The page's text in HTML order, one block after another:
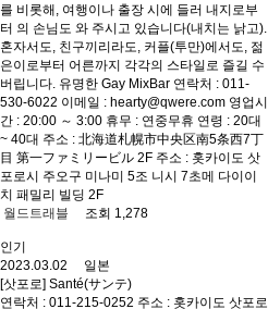
를 비롯해, 여행이나 출장 시에 들러 내지로부
터 의 손님도 와 주시고 있습니다(내치는 낡고).
혼자서도, 친구끼리라도, 커플(투만)에서도, 젊
은이로부터 어른까지 각각의 스타일로 즐길 수
버립니다. 유명한 Gay MixBar 연락처 : 011-
530-6022 이메일 : hearty@qwere.com 영업시
간 : 20:00 ～ 3:00 휴무 : 연중무휴 연령 : 20대
~ 40대 주소 : 北海道札幌市中央区南5条西7丁
目 第一ファミリービル 2F 주소 : 홋카이도 삿
포로시 주오구 미나미 5조 니시 7초메 다이이
치 패밀리 빌딩 2F
월드트래블
조회 1,278
인기
2023.03.02 일본
[삿포로] Santé(サンテ)
연락처 : 011-215-0252 주소 : 홋카이도 삿포로